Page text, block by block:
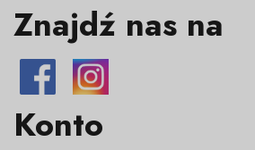
Znajdź nas na
Konto